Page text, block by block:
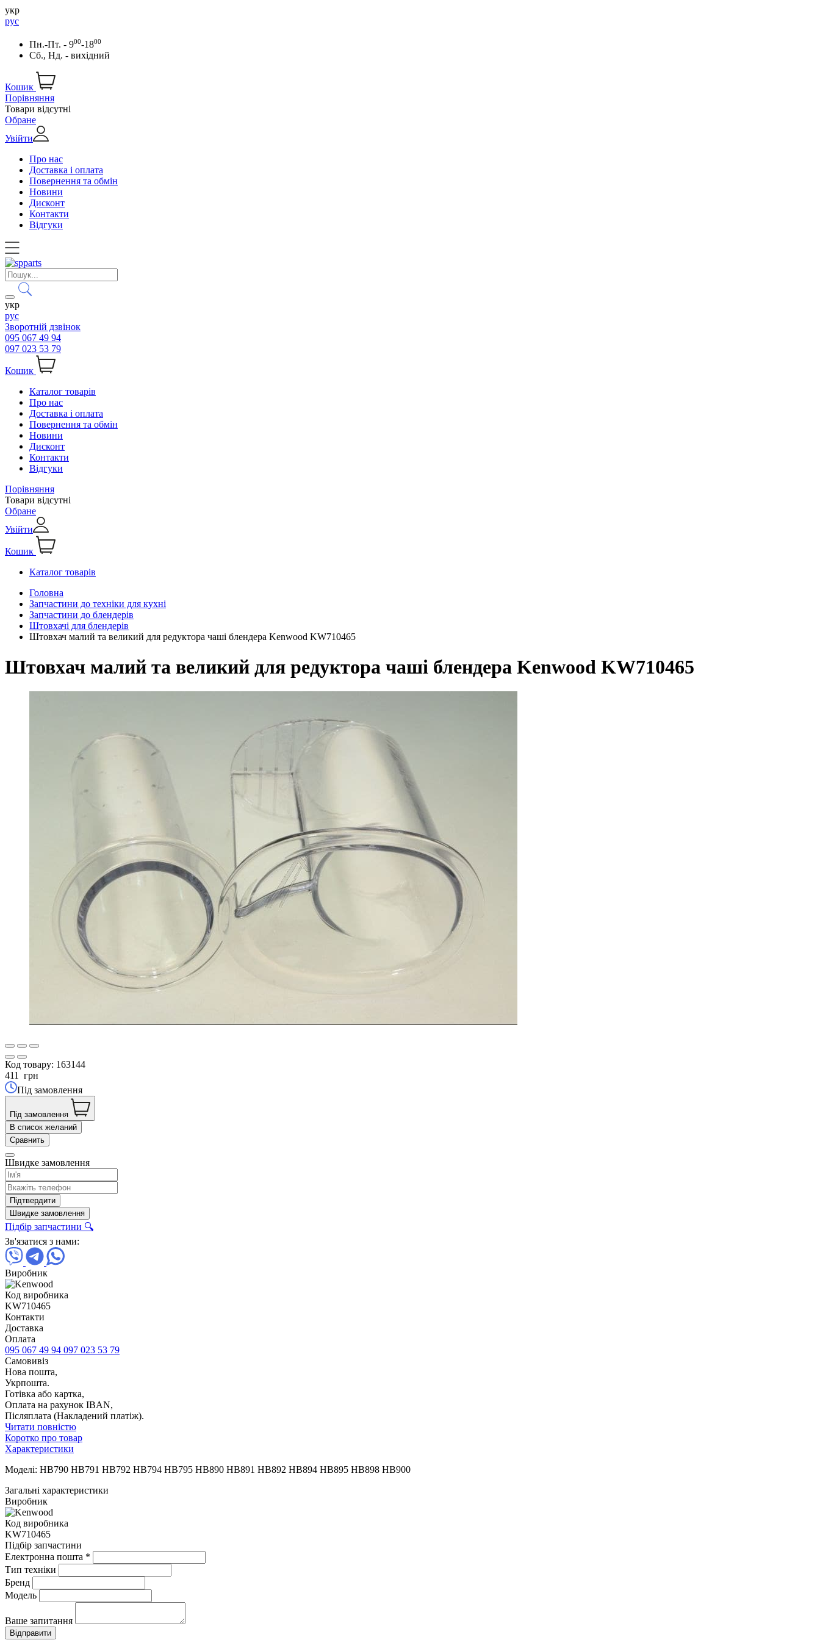
укр
рус
Пн.-Пт. - 900-1800
Сб., Нд. - вихідний
Кошик
Порівняння
Товари відсутні
Обране
Увійти
Про нас
Доставка і оплата
Повернення та обмін
Новини
Дисконт
Контакти
Відгуки
укр
рус
Зворотній дзвінок
095 067 49 94
097 023 53 79
Кошик
Каталог товарів
Про нас
Доставка і оплата
Повернення та обмін
Новини
Дисконт
Контакти
Відгуки
Порівняння
Товари відсутні
Обране
Увійти
Кошик
Каталог товарів
Головна
Запчастини до техніки для кухні
Запчастини до блендерів
Штовхачі для блендерів
Штовхач малий та великий для редуктора чаші блендера Kenwood KW710465
Штовхач малий та великий для редуктора чаші блендера Kenwood KW710465
Код товару: 163144
411
грн
Під замовлення
Під замовлення
В список желаний
Сравнить
Швидке замовлення
Підтвердити
Швидке замовлення
Підбір запчастини 🔍
Зв'язатися з нами:
Виробник
Код виробника
KW710465
Контакти
Доставка
Оплата
095 067 49 94 097 023 53 79
Самовивіз
Нова пошта,
Укрпошта.
Готівка або картка,
Оплата на рахунок IBAN,
Післяплата (Накладений платіж).
Читати повністю
Коротко про товар
Характеристики
Моделі: HB790 HB791 HB792 HB794 HB795 HB890 HB891 HB892 HB894 HB895 HB898 HB900
Загальні характеристики
Виробник
Код виробника
KW710465
Підбір запчастини
Електронна пошта *
Тип техніки
Бренд
Модель
Ваше запитання